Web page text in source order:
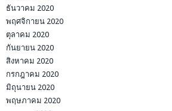
ธันวาคม 2020
พฤศจิกายน 2020
ตุลาคม 2020
กันยายน 2020
สิงหาคม 2020
กรกฎาคม 2020
มิถุนายน 2020
พฤษภาคม 2020